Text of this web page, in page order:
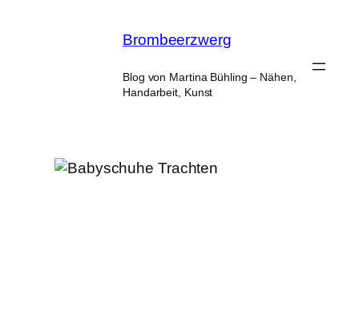
Brombeerzwerg
Blog von Martina Bühling – Nähen,
Handarbeit, Kunst